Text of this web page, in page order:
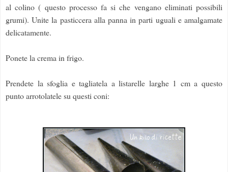
al colino ( questo processo fa si che vengano eliminati possibili
grumi). Unite la pasticcera alla panna in parti uguali e amalgamate
delicatamente.
Ponete la crema in frigo.
Prendete la sfoglia e tagliatela a listarelle larghe 1 cm a questo
punto arrotolatele su questi coni: